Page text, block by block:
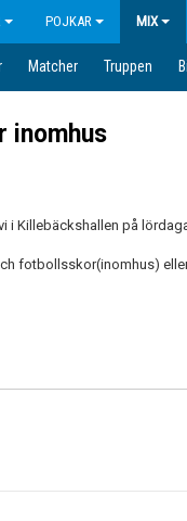
POJKAR MIX
Matcher Truppen
inomhus
i Killebäckshallen på
fotbollsskor(inomhus)